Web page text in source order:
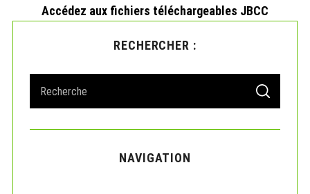
Accédez aux fichiers téléchargeables JBCC
RECHERCHER :
r
S
A
C
NAVIGATION